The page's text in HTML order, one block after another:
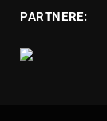
PARTNERE: